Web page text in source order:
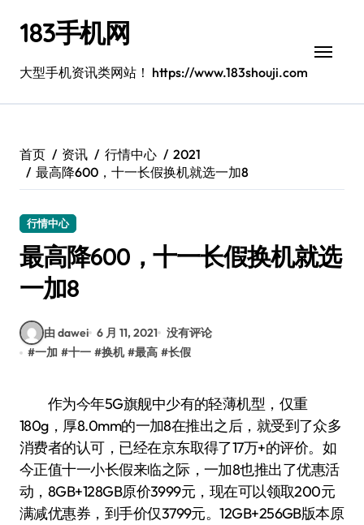
183手机网
大型手机资讯类网站！ https://www.183shouji.com
首页 资讯 行情中心
2021
最高降600，十一长假换机就选一加8
行情中心
最高降600，十一长假换机就选
一加8
由 dawei 6 月 11, 2021 没有评论
#一加 #十一 #换机 #最高 #长假
作为今年5G旗舰中少有的轻薄机型，仅重
180g，厚8.0mm的一加8在推出之后，就受到了众多
消费者的认可，已经在京东取得了17万+的评价。如
今正值十一小长假来临之际，一加8也推出了优惠活
动，8GB+128GB原价3999元，现在可以领取200元
满减优惠券，到手价仅3799元。12GB+256GB版本原